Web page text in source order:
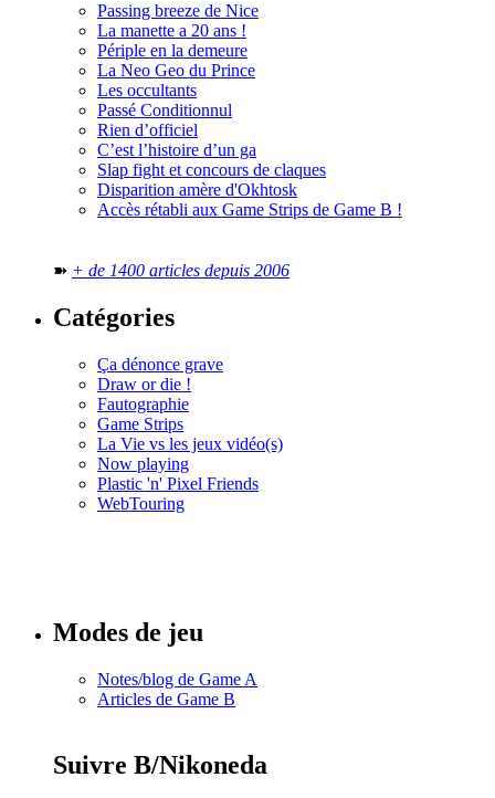
Passing breeze de Nice
La manette a 20 ans !
Périple en la demeure
La Neo Geo du Prince
Les occultants
Passé Conditionnul
Rien d’officiel
C’est l’histoire d’un ga
Slap fight et concours de claques
Disparition amère d'Okhtosk
Accès rétabli aux Game Strips de Game B !
➽ + de 1400 articles depuis 2006
Catégories
Ça dénonce grave
Draw or die !
Fautographie
Game Strips
La Vie vs les jeux vidéo(s)
Now playing
Plastic 'n' Pixel Friends
WebTouring
Modes de jeu
Notes/blog de Game A
Articles de Game B
Suivre B/Nikoneda